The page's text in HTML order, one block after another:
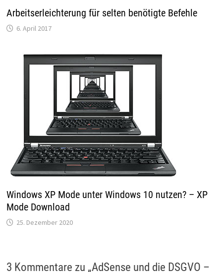
Arbeitserleichterung für selten benötigte Befehle
6. April 2017
Windows XP Mode unter Windows 10 nutzen? – XP
Mode Download
25. Dezember 2020
3 Kommentare zu „AdSense und die DSGVO –